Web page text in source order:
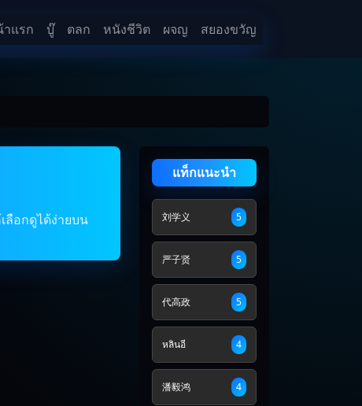
แรก บู๊ ตลก หนังชีวิต ผจญ สยองขวัญ
ลือกดูได้ง่ายบน
แท็กแนะนำ
刘学义 5
严子贤 5
代高政 5
หลินอี 4
潘毅鸿 4